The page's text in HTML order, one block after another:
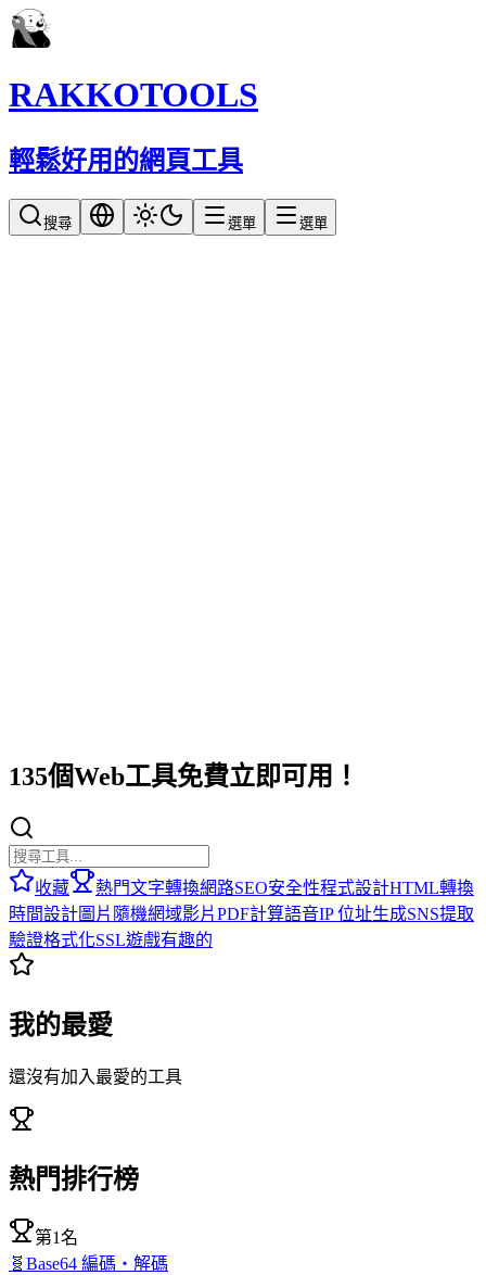
RAKKOTOOLS
輕鬆好用的網頁工具
搜尋 選單 選單
135個Web工具免費立即可用！
收藏 熱門文字轉換網路SEO安全性程式設計HTML轉換
時間設計圖片 隨機網域影片PDF計算語音IP 位址生成SNS提取
驗證格式化SSL遊戲有趣的
我的最愛
還沒有加入最愛的工具
熱門排行榜
第1名
🧬 Base64 編碼・解碼